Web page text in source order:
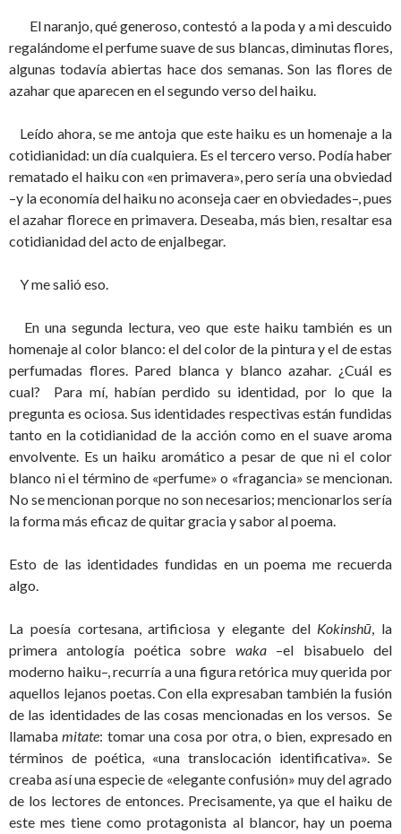
El naranjo, qué generoso, contestó a la poda y a mi descuido
regalándome el perfume suave de sus blancas, diminutas flores,
algunas todavía abiertas hace dos semanas. Son las flores de
azahar que aparecen en el segundo verso del haiku.
Leído ahora, se me antoja que este haiku es un homenaje a la
cotidianidad: un día cualquiera. Es el tercero verso. Podía haber
rematado el haiku con «en primavera», pero sería una obviedad
–y la economía del haiku no aconseja caer en obviedades–, pues
el azahar florece en primavera. Deseaba, más bien, resaltar esa
cotidianidad del acto de enjalbegar.
Y me salió eso.
En una segunda lectura, veo que este haiku también es un
homenaje al color blanco: el del color de la pintura y el de estas
perfumadas flores. Pared blanca y blanco azahar. ¿Cuál es
cual? Para mí, habían perdido su identidad, por lo que la
pregunta es ociosa. Sus identidades respectivas están fundidas
tanto en la cotidianidad de la acción como en el suave aroma
envolvente. Es un haiku aromático a pesar de que ni el color
blanco ni el término de «perfume» o «fragancia» se mencionan.
No se mencionan porque no son necesarios; mencionarlos sería
la forma más eficaz de quitar gracia y sabor al poema.
Esto de las identidades fundidas en un poema me recuerda
algo.
La poesía cortesana, artificiosa y elegante del Kokinshū, la
primera antología poética sobre waka–el bisabuelo del
moderno haiku–, recurría a una figura retórica muy querida por
aquellos lejanos poetas. Con ella expresaban también la fusión
de las identidades de las cosas mencionadas en los versos. Se
llamaba mitate: tomar una cosa por otra, o bien, expresado en
términos de poética, «una translocación identificativa». Se
creaba así una especie de «elegante confusión» muy del agrado
de los lectores de entonces. Precisamente, ya que el haiku de
este mes tiene como protagonista al blancor, hay un poema